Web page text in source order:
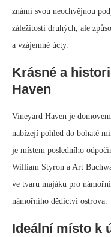
známí svou neochvějnou
záležitosti druhých, ale
a vzájemné úcty.
Krásné a
Haven
Vineyard Haven je
nabízejí pohled do bohaté
je místem posledního
William Styron a Art
ve tvaru majáku pro
námořního dědictví ostrova.
Ideální místo k